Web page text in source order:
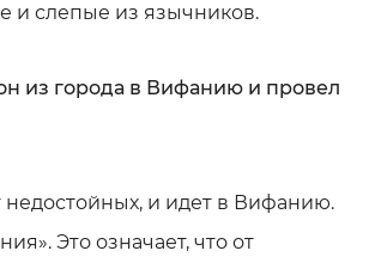
и слепые из язычников.
из города в Вифанию и провел
недостойных, и идет в Вифанию.
Это означает, что от